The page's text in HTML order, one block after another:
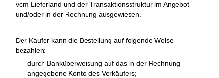
vom Lieferland und der Transaktionsstruktur im Angebot
und/oder in der Rechnung ausgewiesen.
Der Käufer kann die Bestellung auf folgende Weise
bezahlen:
durch Banküberweisung auf das in der Rechnung
angegebene Konto des Verkäufers;